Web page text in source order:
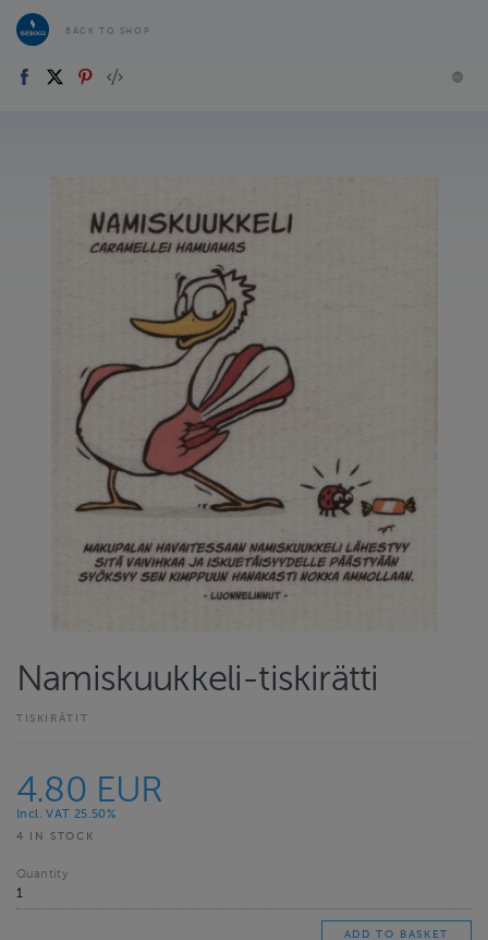
BACK TO SHOP
Namiskuukkeli-tiskirätti
TISKIRÄTIT
4.80 EUR
Incl. VAT 25.50%
4 IN STOCK
Quantity